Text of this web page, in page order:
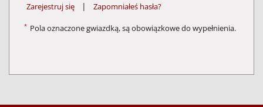
Zarejestruj się | Zapomniałeś hasła?
* Pola oznaczone gwiazdką, są obowiązkowe do wypełnienia.